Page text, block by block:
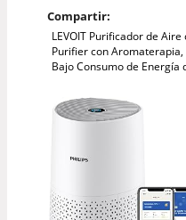
Compartir:
LEVOIT Purificador de
Purifier con
Bajo Consumo de Energía